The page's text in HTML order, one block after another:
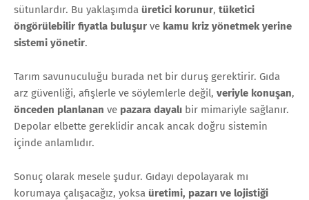
sütunlardır. Bu yaklaşımda üretici korunur, tüketici
öngörülebilir fiyatla buluşur ve kamu kriz yönetmek yerine
sistemi yönetir.
Tarım savunuculuğu burada net bir duruş gerektirir. Gıda
arz güvenliği, afişlerle ve söylemlerle değil, veriyle konuşan,
önceden planlanan ve pazara dayalı bir mimariyle sağlanır.
Depolar elbette gereklidir ancak ancak doğru sistemin
içinde anlamlıdır.
Sonuç olarak mesele şudur. Gıdayı depolayarak mı
korumaya çalışacağız, yoksa üretimi, pazarı ve lojistiği